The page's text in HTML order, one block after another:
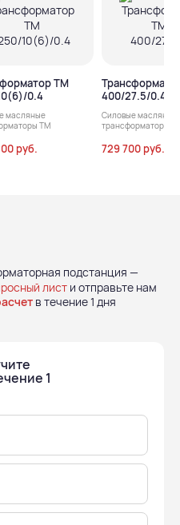
ТМ
0.4
масляные
ТМ
руб.
400/27.5/0.4
Силовые масляные
трансформаторы
729 700 руб.
подстанция —
лист и отправьте нам
в течение 1 дня
1